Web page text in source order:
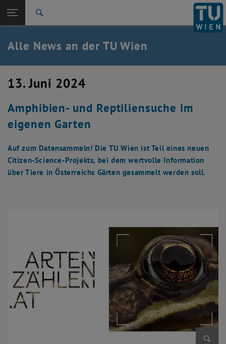
TU Login
Quicklinks
Quicklinks-Menü umschalten
Studium
Karriere
Zurück: Subseiten von TU Wien Startseite auflisten
Zurück zur letzten Ebene:
TU Wien Startseite
Übersicht
Alle News an der TU Wien
13. Juni 2024
Amphibien- und Reptiliensuche im
eigenen Garten
Auf zum Datensammeln! Die TU Wien ist Teil eines neuen
Citizen-Science-Projekts, bei dem wertvolle Information
über Tiere in Österreichs Gärten gesammelt werden soll.